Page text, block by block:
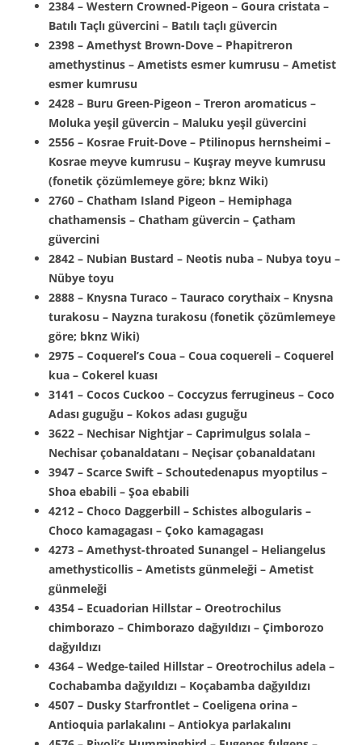
2384 – Western Crowned-Pigeon – Goura cristata –
Batılı Taçlı güvercini – Batılı taçlı güvercin
2398 – Amethyst Brown-Dove – Phapitreron
amethystinus – Ametists esmer kumrusu – Ametist
esmer kumrusu
2428 – Buru Green-Pigeon – Treron aromaticus –
Moluka yeşil güvercin – Maluku yeşil güvercini
2556 – Kosrae Fruit-Dove – Ptilinopus hernsheimi –
Kosrae meyve kumrusu – Kuşray meyve kumrusu
(fonetik çözümlemeye göre; bknz Wiki)
2760 – Chatham Island Pigeon – Hemiphaga
chathamensis – Chatham güvercin – Çatham
güvercini
2842 – Nubian Bustard – Neotis nuba – Nubya toyu –
Nübye toyu
2888 – Knysna Turaco – Tauraco corythaix – Knysna
turakosu – Nayzna turakosu (fonetik çözümlemeye
göre; bknz Wiki)
2975 – Coquerel’s Coua – Coua coquereli – Coquerel
kua – Cokerel kuası
3141 – Cocos Cuckoo – Coccyzus ferrugineus – Coco
Adası guguğu – Kokos adası guguğu
3622 – Nechisar Nightjar – Caprimulgus solala –
Nechisar çobanaldatanı – Neçisar çobanaldatanı
3947 – Scarce Swift – Schoutedenapus myoptilus –
Shoa ebabili – Şoa ebabili
4212 – Choco Daggerbill – Schistes albogularis –
Choco kamagagası – Çoko kamagagası
4273 – Amethyst-throated Sunangel – Heliangelus
amethysticollis – Ametists günmeleği – Ametist
günmeleği
4354 – Ecuadorian Hillstar – Oreotrochilus
chimborazo – Chimborazo dağyıldızı – Çimborozo
dağyıldızı
4364 – Wedge-tailed Hillstar – Oreotrochilus adela –
Cochabamba dağyıldızı – Koçabamba dağyıldızı
4507 – Dusky Starfrontlet – Coeligena orina –
Antioquia parlakalını – Antiokya parlakalını